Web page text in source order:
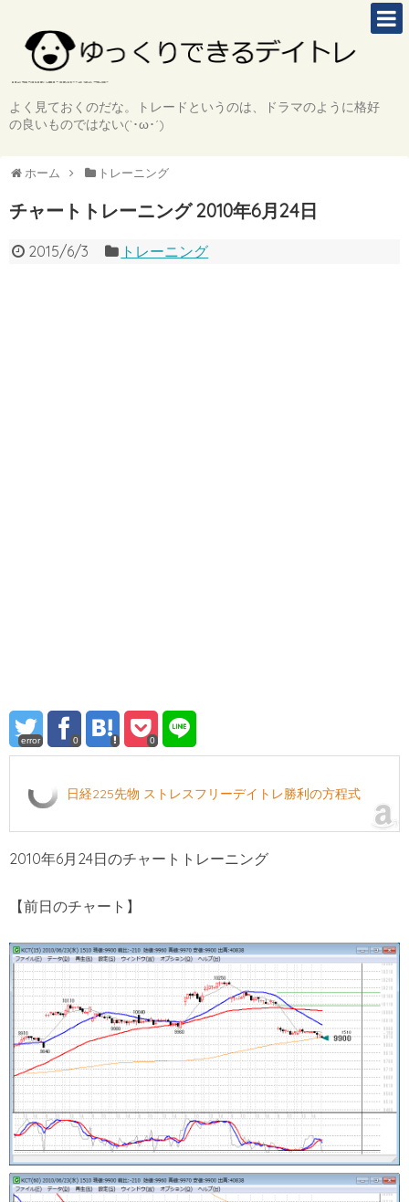
よく見ておくのだな。トレードというのは、ドラマのように格好
の良いものではない(`･ω･´)
ホーム トレーニング
チャートトレーニング 2010年6月24日
2015/6/3 トレーニング
error 0 0
日経225先物 ストレスフリーデイトレ勝利の方程式
2010年6月24日のチャートトレーニング
【前日のチャート】